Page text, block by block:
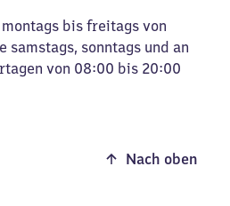
bis freitags von
sonntags und an
von 08:00 bis 20:00
Nach oben